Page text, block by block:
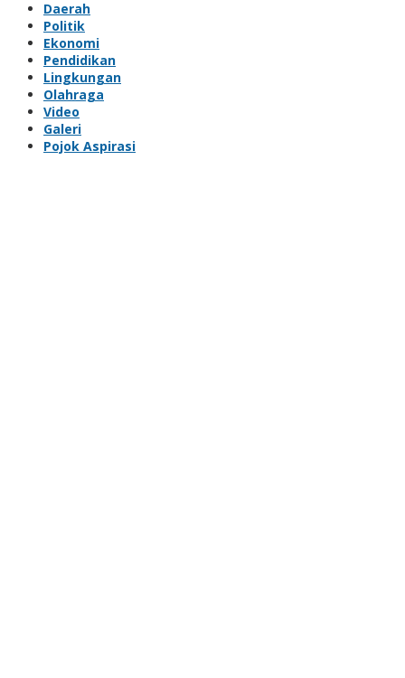
Daerah
Politik
Ekonomi
Pendidikan
Lingkungan
Olahraga
Video
Galeri
Pojok Aspirasi